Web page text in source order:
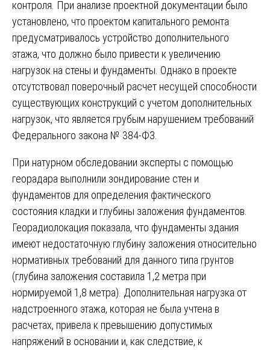
контроля. При анализе проектной документации было
установлено, что проектом капитального ремонта
предусматривалось устройство дополнительного
этажа, что должно было привести к увеличению
нагрузок на стены и фундаменты. Однако в проекте
отсутствовал поверочный расчет несущей способности
существующих конструкций с учетом дополнительных
нагрузок, что является грубым нарушением требований
Федерального закона № 384-ФЗ.
При натурном обследовании эксперты с помощью
георадара выполнили зондирование стен и
фундаментов для определения фактического
состояния кладки и глубины заложения фундаментов.
Георадиолокация показала, что фундаменты здания
имеют недостаточную глубину заложения относительно
нормативных требований для данного типа грунтов
(глубина заложения составила 1,2 метра при
нормируемой 1,8 метра). Дополнительная нагрузка от
надстроенного этажа, которая не была учтена в
расчетах, привела к превышению допустимых
напряжений в основании и, как следствие, к